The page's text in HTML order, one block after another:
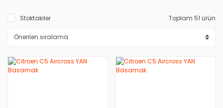
Stoktakiler Toplam 51 ürün